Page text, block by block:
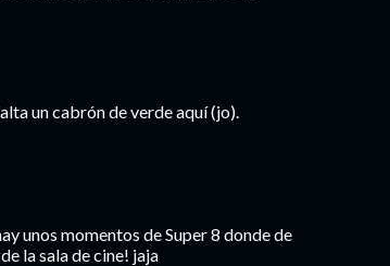
un cabrón de verde aquí (jo).
unos momentos de Super 8 donde de
la sala de cine! jaja